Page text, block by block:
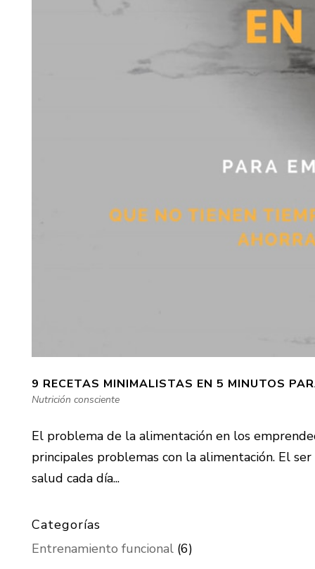
9 RECETAS MINIMALISTAS EN 5 MINUTOS
Nutrición consciente
El problema de la alimentación en los
principales problemas con la alimentación. El
salud cada día...
Categorías
Entrenamiento funcional(6)